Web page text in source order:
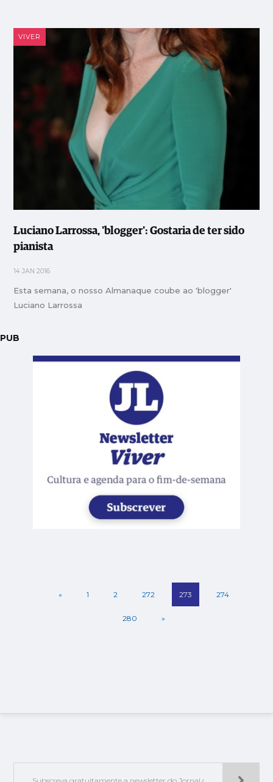
VIVER
Luciano Larrossa, 'blogger': Gostaria de ter sido
pianista
14 JAN 2016
Esta semana, o nosso Almanaque coube ao 'blogger'
Luciano Larrossa
PUB
« 1 2 272 273 274
280 »